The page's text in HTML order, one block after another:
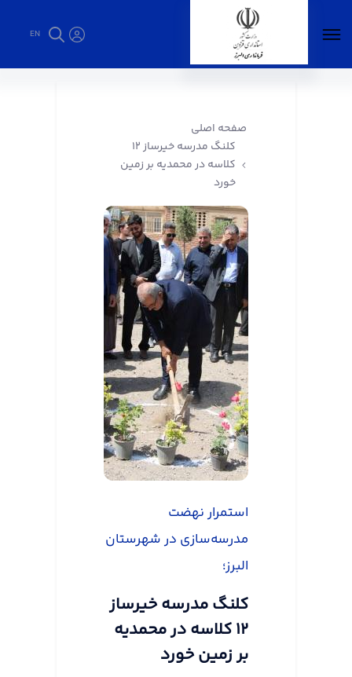
EN
صفحه اصلی
کلنگ مدرسه خیرساز ۱۲
کلاسه در محمدیه بر زمین
خورد
استمرار نهضت
مدرسه‌سازی در شهرستان
البرز؛
کلنگ مدرسه خیرساز
۱۲ کلاسه در محمدیه
بر زمین خورد